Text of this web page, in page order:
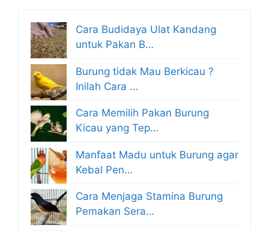
Cara Budidaya Ulat Kandang
untuk Pakan B…
Burung tidak Mau Berkicau ?
Inilah Cara …
Cara Memilih Pakan Burung
Kicau yang Tep…
Manfaat Madu untuk Burung agar
Kebal Pen…
Cara Menjaga Stamina Burung
Pemakan Sera…